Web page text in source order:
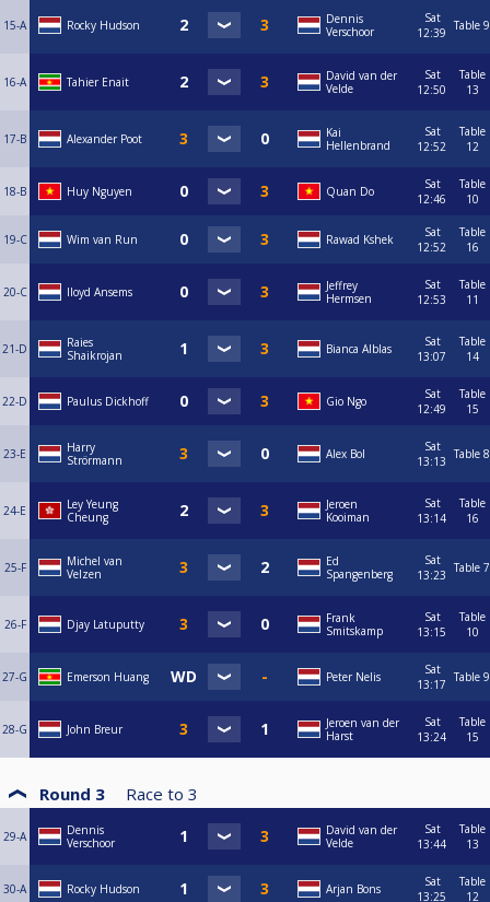
15-A Rocky Hudson
Dennis
Verschoor
Sat
12:39 Table 9
16-A Tahier Enait
David van der
Velde
Sat
12:50
Table
13
17-B Alexander Poot
Kai
Hellenbrand
Sat
12:52
Table
12
18-B Huy Nguyen Quan Do
Sat
12:46
Table
10
19-C Wim van Run Rawad Kshek
Sat
12:52
Table
16
20-C lloyd Ansems
Jeffrey
Hermsen
Sat
12:53
Table
11
21-D
Raies
Shaikrojan
Bianca Alblas
Sat
13:07
Table
14
22-D Paulus Dickhoff Gio Ngo
Sat
12:49
Table
15
23-E
Harry
Strörmann
Alex Bol
Sat
13:13 Table 8
24-E
Ley Yeung
Cheung
Jeroen
Kooiman
Sat
13:14
Table
16
25-F
Michel van
Velzen
Ed
Spangenberg
Sat
13:23 Table 7
26-F Djay Latuputty
Frank
Smitskamp
Sat
13:15
Table
10
27-G Emerson Huang Peter Nelis
Sat
13:17 Table 9
28-G John Breur
Jeroen van der
Harst
Sat
13:24
Table
15
Round 3 Race to 3
29-A
Dennis
Verschoor
David van der
Velde
Sat
13:44
Table
13
30-A Rocky Hudson Arjan Bons
Sat
13:25
Table
12